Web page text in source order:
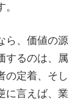
ら、価値の源
するのは、属
の定着、そし
に言えば、業